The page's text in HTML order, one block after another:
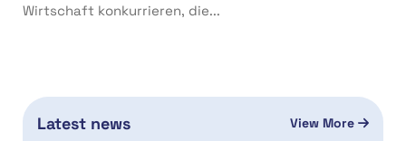
Wirtschaft konkurrieren, die...
Latest news View More